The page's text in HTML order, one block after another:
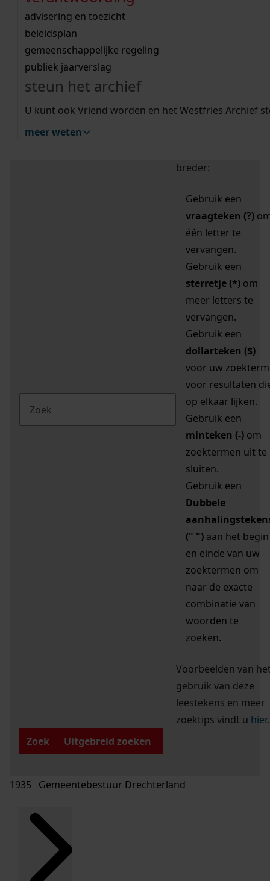
bouwvergunningen
omgevingsvergunningen
vergunningen
beeld en geluid
uitleg nodig?
Wij helpen u op weg met een aantal zoektips.
bekijk alle zoektips
Wij helpen u op weg met een aantal zoektips.
bekijk alle zoektips
bekijk ons geschiedenislokaal
advisering en toezicht
beleidsplan
gemeenschappelijke regeling
publiek jaarverslag
steun het archief
U kunt ook Vriend worden en het Westfries Archief
meer weten
zoektips
Mijn Studiezaal (inloggen)
uw zoekopdracht te
breder:
Gebruik een
vraagteken (?)
één letter te
vervangen.
Gebruik een
sterretje (*) om
meer letters te
vervangen.
Gebruik een
dollarteken ($)
voor uw zoekterm
voor resultaten
op elkaar lijken.
Gebruik een
minteken (-) om
zoektermen uit te
sluiten.
Gebruik een
Dubbele
(" ") aan het begin
en einde van uw
zoektermen om
naar de exacte
combinatie van
woorden te
zoeken.
Voorbeelden van
gebruik van deze
leestekens en meer
zoektips vindt u hier.
Zoek
Uitgebreid zoeken
1935 Gemeentebestuur Drechterland